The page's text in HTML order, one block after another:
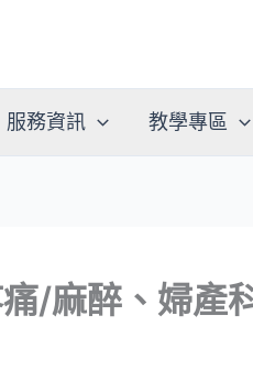
服務資訊 教學專區
/麻醉、婦產